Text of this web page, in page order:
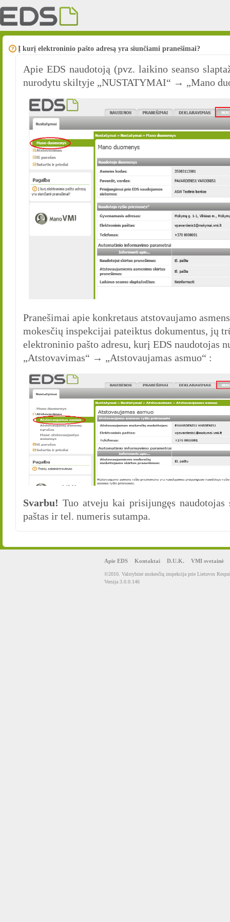
Į kurį elektroninio pašto adresą yra siunčiami pranešimai?
Apie EDS naudotoją (pvz. laikino seanso
nurodytu skiltyje „NUSTATYMAI“ → „Mano
Pranešimai apie konkretaus atstovaujamo
mokesčių inspekcijai pateiktus dokumentus, jų
elektroninio pašto adresu, kurį EDS
„Atstovavimas“ → „Atstovaujamas asmuo“ :
Svarbu! Tuo atveju kai prisijungęs naudotojas
paštas ir tel. numeris sutampa.
Apie EDS Kontaktai D.U.K. VMI svetainė
©2010. Valstybinė mokesčių inspekcija prie Lietuvos
Versija 3.0.0.146